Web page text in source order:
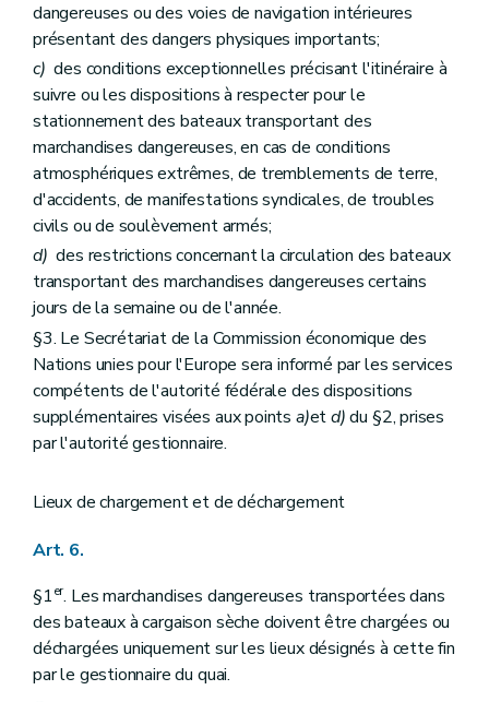
dangereuses ou des voies de navigation intérieures
présentant des dangers physiques importants;
c) des conditions exceptionnelles précisant l'itinéraire à
suivre ou les dispositions à respecter pour le
stationnement des bateaux transportant des
marchandises dangereuses, en cas de conditions
atmosphériques extrêmes, de tremblements de terre,
d'accidents, de manifestations syndicales, de troubles
civils ou de soulèvement armés;
d) des restrictions concernant la circulation des bateaux
transportant des marchandises dangereuses certains
jours de la semaine ou de l'année.
§3. Le Secrétariat de la Commission économique des
Nations unies pour l'Europe sera informé par les services
compétents de l'autorité fédérale des dispositions
supplémentaires visées aux points a)etd)du §2, prises
par l'autorité gestionnaire.
Lieux de chargement et de déchargement
Art. 6.
§1er. Les marchandises dangereuses transportées dans
des bateaux à cargaison sèche doivent être chargées ou
déchargées uniquement sur les lieux désignés à cette fin
par le gestionnaire du quai.